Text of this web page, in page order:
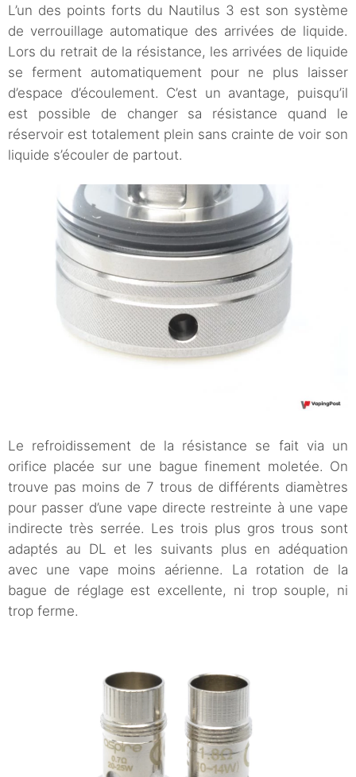
L’un des points forts du Nautilus 3 est son système
de verrouillage automatique des arrivées de liquide.
Lors du retrait de la résistance, les arrivées de liquide
se ferment automatiquement pour ne plus laisser
d’espace d’écoulement. C’est un avantage, puisqu’il
est possible de changer sa résistance quand le
réservoir est totalement plein sans crainte de voir son
liquide s’écouler de partout.
Le refroidissement de la résistance se fait via un
orifice placée sur une bague finement moletée. On
trouve pas moins de 7 trous de différents diamètres
pour passer d’une vape directe restreinte à une vape
indirecte très serrée. Les trois plus gros trous sont
adaptés au DL et les suivants plus en adéquation
avec une vape moins aérienne. La rotation de la
bague de réglage est excellente, ni trop souple, ni
trop ferme.